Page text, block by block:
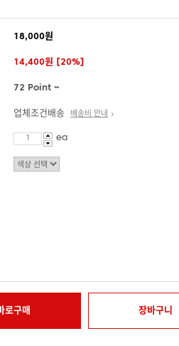
18,000원
14,400원 [20%]
72 Point ~
업체조건배송 배송비 안내
ea
로구매 장바구니